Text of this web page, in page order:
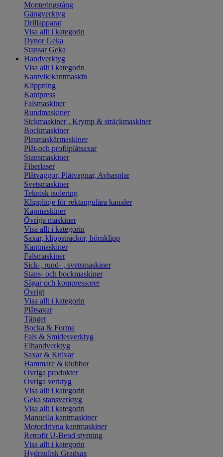
Monteringstång
Gängverktyg
Drillapparat
Visa allt i kategorin
Dynor Geka
Stansar Geka
Handverktyg
Visa allt i kategorin
Kantvik/kantmaskin
Klippning
Kantpress
Falsmaskiner
Rundmaskiner
Sickmaskiner , Krymp & sträckmaskiner
Bockmaskiner
Plasmaskärmaskiner
Plåt-och profilplåtsaxar
Stansmaskiner
Fiberlaser
Plåtvaggor, Plåtvagnar, Avhasplar
Svetsmaskiner
Teknisk isolering
Klipplinje för rektangulära kanaler
Kapmaskiner
Övriga maskiner
Visa allt i kategorin
Saxar, klippsträckor, hörnklipp
Kantmaskiner
Falsmaskiner
Sick-, rund- , svetsmaskiner
Stans- och bockmaskiner
Sågar och kompressorer
Övrigt
Visa allt i kategorin
Plåtsaxar
Tänger
Bocka & Forma
Fals & Smidesverktyg
Elhandverktyg
Saxar & Knivar
Hammare & klubbor
Övriga produkter
Övriga verktyg
Visa allt i kategorin
Geka stansverktyg
Visa allt i kategorin
Manuella kantmaskiner
Motordrivna kantmaskiner
Retrofit U-Bend styrning
Visa allt i kategorin
Hydraulisk Gradsax